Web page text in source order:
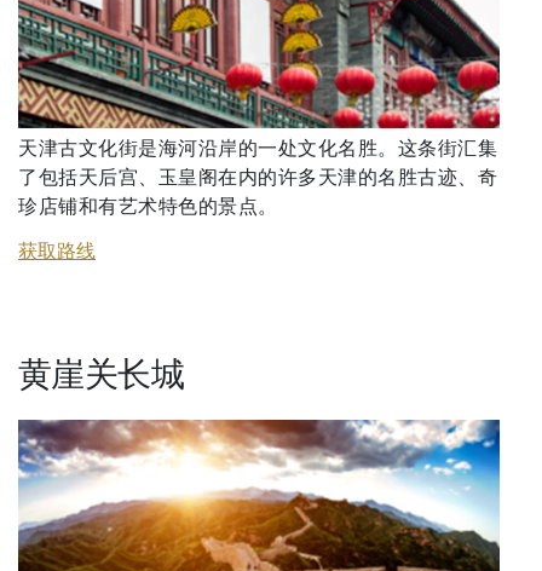
天津古文化街是海河沿岸的一处文化名胜。这条街汇集
了包括天后宫、玉皇阁在内的许多天津的名胜古迹、奇
珍店铺和有艺术特色的景点。
获取路线
黄崖关长城